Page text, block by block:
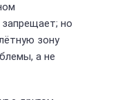
но
зону
а не